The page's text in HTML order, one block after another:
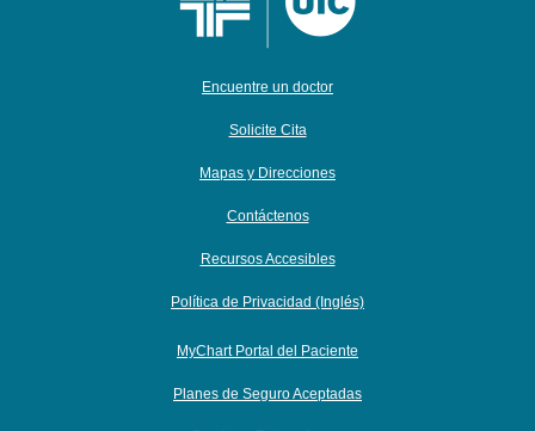
Encuentre un doctor
Solicite Cita
Mapas y Direcciones
Contáctenos
Recursos Accesibles
Política de Privacidad (Inglés)
MyChart Portal del Paciente
Planes de Seguro Aceptadas